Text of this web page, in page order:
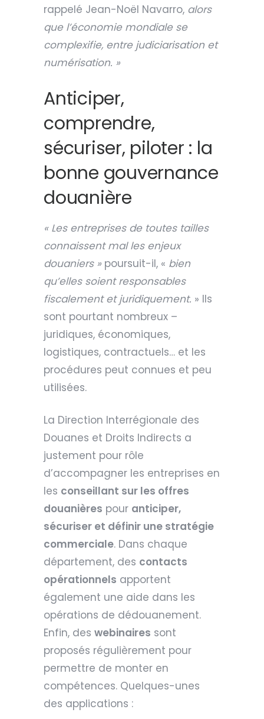
rappelé Jean-Noël Navarro, alors
que l’économie mondiale se
complexifie, entre judiciarisation et
numérisation. »
Anticiper,
comprendre,
sécuriser, piloter : la
bonne gouvernance
douanière
« Les entreprises de toutes tailles
connaissent mal les enjeux
douaniers » poursuit-il, « bien
qu’elles soient responsables
fiscalement et juridiquement. » Ils
sont pourtant nombreux –
juridiques, économiques,
logistiques, contractuels… et les
procédures peut connues et peu
utilisées.
La Direction Interrégionale des
Douanes et Droits Indirects a
justement pour rôle
d’accompagner les entreprises en
les conseillant sur les offres
douanières pour anticiper,
sécuriser et définir une stratégie
commerciale. Dans chaque
département, des contacts
opérationnels apportent
également une aide dans les
opérations de dédouanement.
Enfin, des webinaires sont
proposés régulièrement pour
permettre de monter en
compétences. Quelques-unes
des applications :